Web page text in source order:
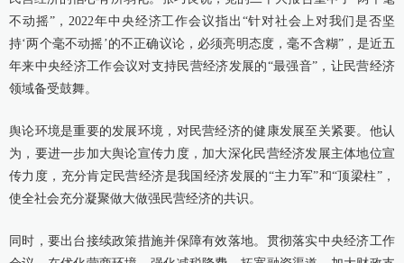
不动摇”，2022年中央经济工作会议指出“针对社会上对我们是否坚
持‘两个毫不动摇’的不正确议论，必须亮明态度，毫不含糊”，是近五
年来中央经济工作会议对支持民营经济发展的“最强音”，让民营经济
领域备受鼓舞。
舆论环境是重要的发展环境，对民营经济的健康发展至关紧要。他认
为，要进一步加大舆论宣传力度，加大深化民营经济发展主体地位宣
传力度，充分肯定民营经济是我国经济发展的“主力军”和“顶梁柱”，
使全社会充分凝聚做大做强民营经济的共识。
同时，要出台接续政策措施并保障有效落地。贯彻落实中央经济工作